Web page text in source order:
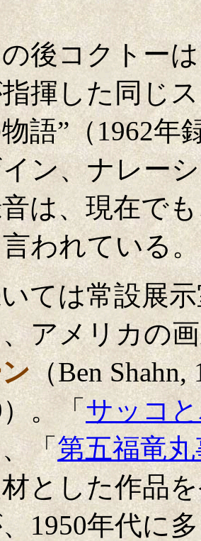
コクトーは
揮した同じ
語”（1962年
ン、ナレー
は、現在で
われている。
は常設展示
アメリカの
（Ben Shahn,
。「サッコ
「第五福竜
とした作品
1950年代に